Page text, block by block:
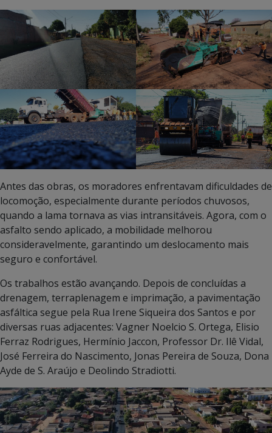
Antes das obras, os moradores enfrentavam dificuldades de
locomoção, especialmente durante períodos chuvosos,
quando a lama tornava as vias intransitáveis. Agora, com o
asfalto sendo aplicado, a mobilidade melhorou
consideravelmente, garantindo um deslocamento mais
seguro e confortável.
Os trabalhos estão avançando. Depois de concluídas a
drenagem, terraplenagem e imprimação, a pavimentação
asfáltica segue pela Rua Irene Siqueira dos Santos e por
diversas ruas adjacentes: Vagner Noelcio S. Ortega, Elisio
Ferraz Rodrigues, Hermínio Jaccon, Professor Dr. Ilê Vidal,
José Ferreira do Nascimento, Jonas Pereira de Souza, Dona
Ayde de S. Araújo e Deolindo Stradiotti.